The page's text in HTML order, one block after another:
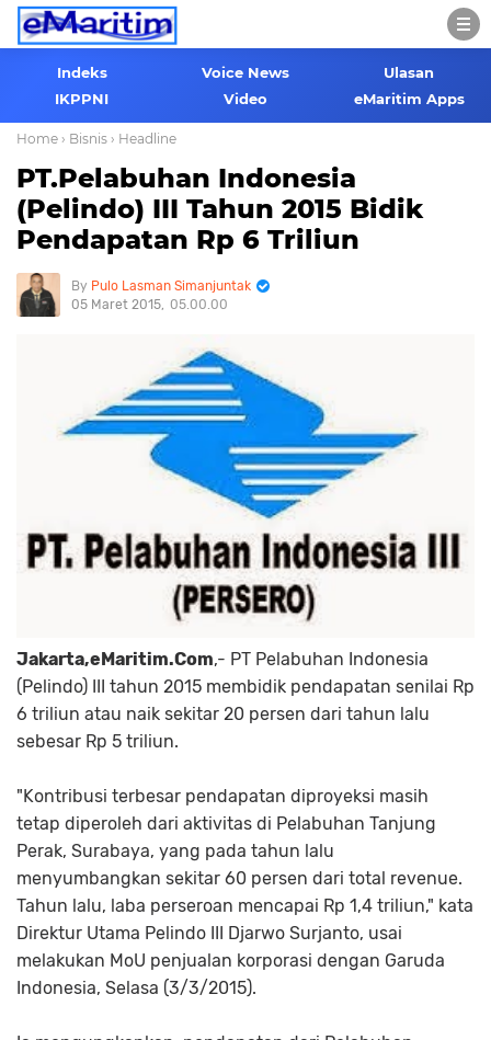
Indeks Voice News
Ulasan
IKPPNI
Video eMaritim Apps
Home › Bisnis › Headline
PT.Pelabuhan Indonesia
(Pelindo) III Tahun 2015 Bidik
Pendapatan Rp 6 Triliun
Pulo Lasman Simanjuntak
05 Maret 2015 05.00.00
Jakarta,eMaritim.Com,- PT Pelabuhan Indonesia
(Pelindo) III tahun 2015 membidik pendapatan senilai Rp
6 triliun atau naik sekitar 20 persen dari tahun lalu
sebesar Rp 5 triliun.
"Kontribusi terbesar pendapatan diproyeksi masih
tetap diperoleh dari aktivitas di Pelabuhan Tanjung
Perak, Surabaya, yang pada tahun lalu
menyumbangkan sekitar 60 persen dari total revenue.
Tahun lalu, laba perseroan mencapai Rp 1,4 triliun," kata
Direktur Utama Pelindo III Djarwo Surjanto, usai
melakukan MoU penjualan korporasi dengan Garuda
Indonesia, Selasa (3/3/2015).